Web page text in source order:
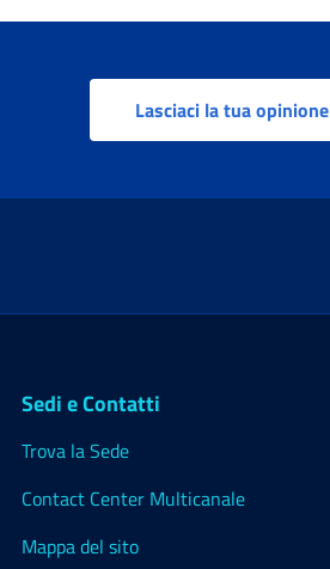
Lasciaci la tua opinione
Sedi e Contatti
Trova la Sede
Contact Center Multicanale
Mappa del sito